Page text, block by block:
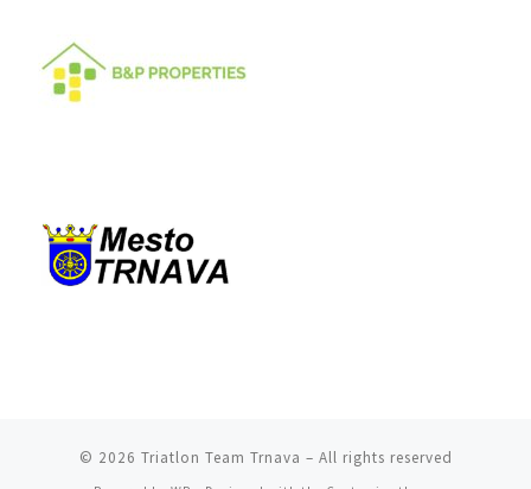
© 2026 Triatlon Team Trnava – All rights reserved